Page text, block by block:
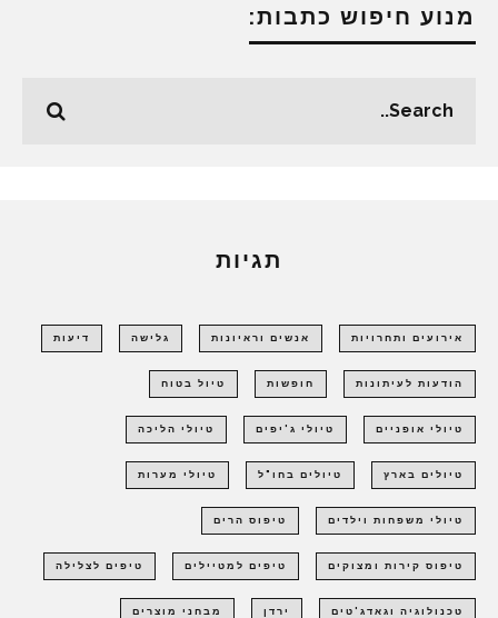
מנוע חיפוש כתבות:
תגיות
אירועים ותחרויות אנשים וראיונות גלישה דיעות
הודעות לעיתונות חופשות טיול בטוח
טיולי אופניים טיולי ג'יפים טיולי הליכה
טיולים בארץ טיולים בחו"ל טיולי מערות
טיולי משפחות וילדים טיפוס הרים
טיפוס קירות ומצוקים טיפים למטיילים טיפים לצלילה
טכנולוגיה וגאדג'טים ירדן מבחני מוצרים